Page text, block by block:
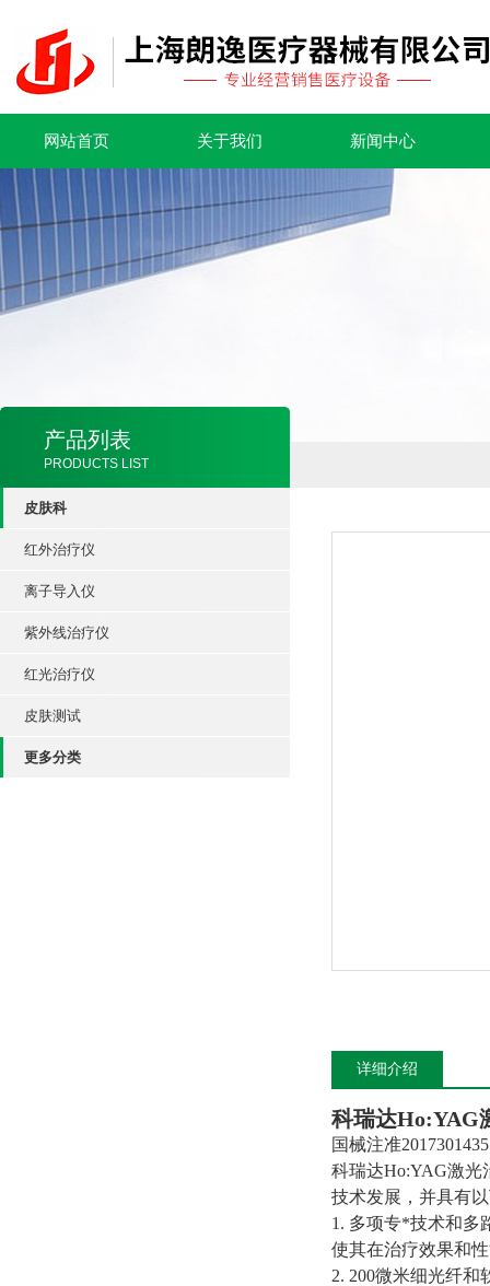
网站首页 关于我们 新闻中心
产品列表
PRODUCTS LIST
皮肤科
红外治疗仪
离子导入仪
紫外线治疗仪
红光治疗仪
皮肤测试
更多分类
详细介绍
科瑞达Ho:YAG
国械注准
科瑞达Ho:YAG激光
技术发展，并具有
1. 多项专*技术和多
使其在治疗效果和
2. 200微米细光纤